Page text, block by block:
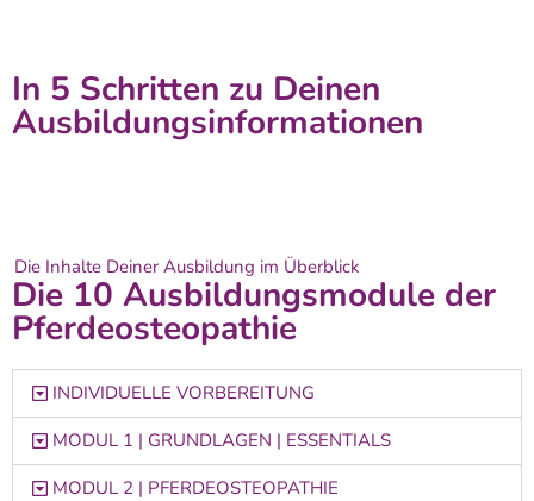
In 5 Schritten zu Deinen
Ausbildungsinformationen
Die Inhalte Deiner Ausbildung im Überblick
Die 10 Ausbildungsmodule der
Pferdeosteopathie
INDIVIDUELLE VORBEREITUNG
MODUL 1 | GRUNDLAGEN | ESSENTIALS
MODUL 2 | PFERDEOSTEOPATHIE